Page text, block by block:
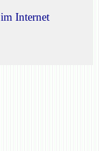
im Internet